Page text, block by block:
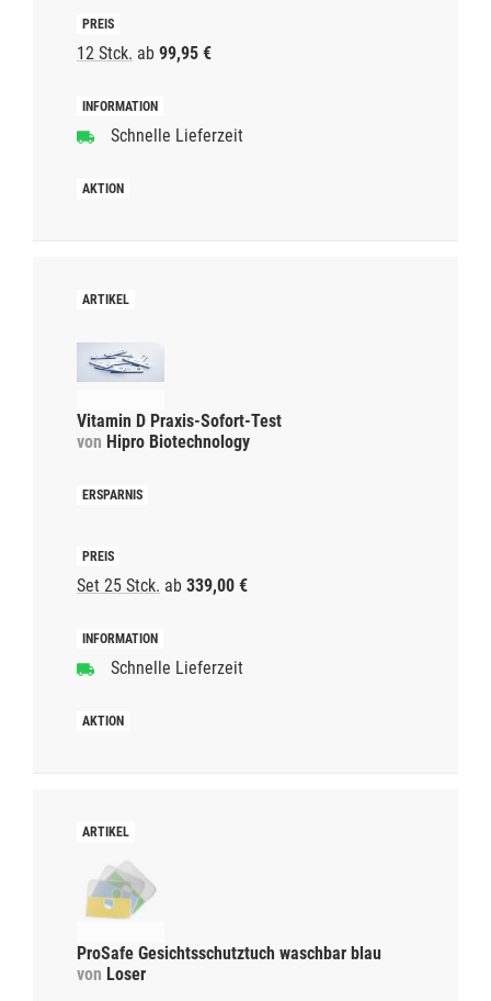
12 Stck. ab 99,95 €
Schnelle Lieferzeit
Vitamin D Praxis-Sofort-Test
von Hipro Biotechnology
Set 25 Stck. ab 339,00 €
Schnelle Lieferzeit
ProSafe Gesichtsschutztuch waschbar blau
von Loser